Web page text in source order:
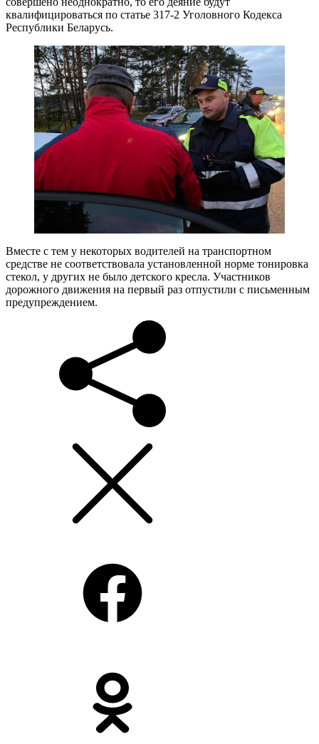
квалифицироваться по статье 317-2 Уголовного Кодекса
Республики Беларусь.
Вместе с тем у некоторых водителей на транспортном
средстве не соответствовала установленной норме тонировка
стекол, у других не было детского кресла. Участников
дорожного движения на первый раз отпустили с письменным
предупреждением.